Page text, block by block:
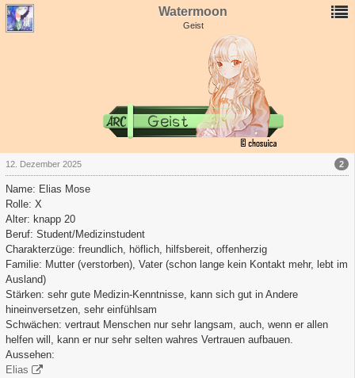
Watermoon
Geist
2
12. Dezember 2025
Name: Elias Mose
Rolle: X
Alter: knapp 20
Beruf: Student/Medizinstudent
Charakterzüge: freundlich, höflich, hilfsbereit, offenherzig
Familie: Mutter (verstorben), Vater (schon lange kein Kontakt mehr, lebt im
Ausland)
Stärken: sehr gute Medizin-Kenntnisse, kann sich gut in Andere
hineinversetzen, sehr einfühlsam
Schwächen: vertraut Menschen nur sehr langsam, auch, wenn er allen
helfen will, kann er nur sehr selten wahres Vertrauen aufbauen.
Aussehen:
Elias